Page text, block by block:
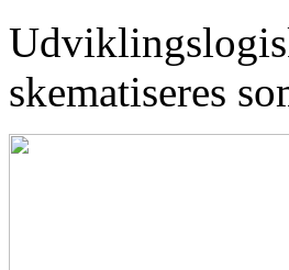
skematiseres